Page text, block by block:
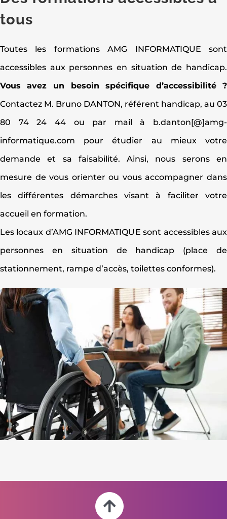
tous
Toutes les formations AMG INFORMATIQUE sont
accessibles aux personnes en situation de handicap.
Vous avez un besoin spécifique d’accessibilité ?
Contactez M. Bruno DANTON, référent handicap, au 03
80 74 24 44 ou par mail à b.danton[@]amg-
informatique.com pour étudier au mieux votre
demande et sa faisabilité. Ainsi, nous serons en
mesure de vous orienter ou vous accompagner dans
les différentes démarches visant à faciliter votre
accueil en formation.
Les locaux d’AMG INFORMATIQUE sont accessibles aux
personnes en situation de handicap (place de
stationnement, rampe d’accès, toilettes conformes).